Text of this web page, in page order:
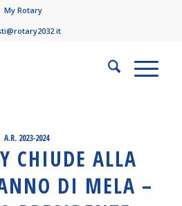
My Rotary
A.R. 2023-2024
CHIUDE ALLA
DI MELA –